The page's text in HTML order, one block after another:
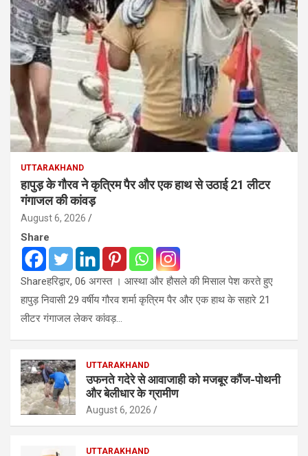
UTTARAKHAND
हापुड़ के गौरव ने कृत्रिम पैर और एक हाथ से उठाई 21 लीटर
गंगाजल की कांवड़
August 6, 2026
Share
Shareहरिद्वार, 06 अगस्त । आस्था और हौसले की मिसाल पेश करते हुए
हापुड़ निवासी 29 वर्षीय गौरव शर्मा कृत्रिम पैर और एक हाथ के सहारे 21
लीटर गंगाजल लेकर कांवड़…
UTTARAKHAND
उफनते गदेरे से आवाजाही को मजबूर कौंज-पोथनी
और बेलीधार के ग्रामीण
August 6, 2026
UTTARAKHAND